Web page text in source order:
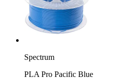
Spectrum
PLA Pro Pacific Blue